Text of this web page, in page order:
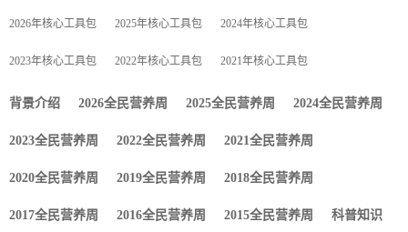
2026年核心工具包 2025年核心工具包 2024年核心工具包
2023年核心工具包 2022年核心工具包 2021年核心工具包
背景介绍 2026全民营养周 2025全民营养周 2024全民营养周
2023全民营养周 2022全民营养周 2021全民营养周
2020全民营养周 2019全民营养周 2018全民营养周
2017全民营养周 2016全民营养周 2015全民营养周 科普知识